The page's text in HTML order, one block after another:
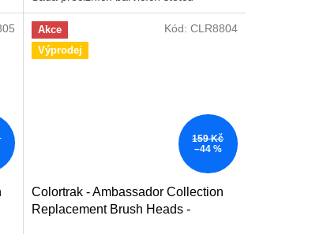
Akce
Výprodej
159 Kč
–44 %
Colortrak - Ambassador Collection
Replacement Brush Heads -
Kód: CLR8804